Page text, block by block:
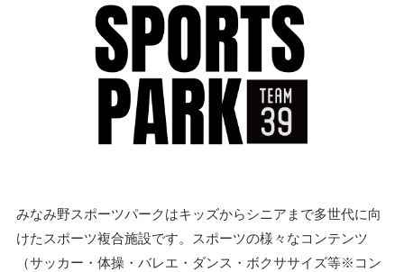
みなみ野スポーツパークはキッズからシニアまで多世代に向
けたスポーツ複合施設です。スポーツの様々なコンテンツ
（サッカー・体操・バレエ・ダンス・ボクササイズ等※コン